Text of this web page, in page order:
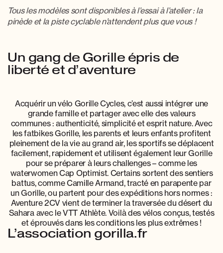
Tous les modèles sont disponibles à l’essai à l’atelier : la
pinède et la piste cyclable n’attendent plus que vous !
Un gang de Gorille épris de
liberté et d’aventure
Acquérir un vélo Gorille Cycles, c’est aussi intégrer une
grande famille et partager avec elle des valeurs
communes : authenticité, simplicité et esprit nature. Avec
les fatbikes Gorille, les parents et leurs enfants profitent
pleinement de la vie au grand air, les sportifs se déplacent
facilement, rapidement et utilisent également leur Gorille
pour se préparer à leurs challenges – comme les
waterwomen Cap Optimist. Certains sortent des sentiers
battus, comme Camille Armand, tracté en parapente par
un Gorille, ou partent pour des expéditions hors normes :
Aventure 2CV vient de terminer la traversée du désert du
Sahara avec le VTT Athlète. Voilà des vélos conçus, testés
et éprouvés dans les conditions les plus extrêmes !
L’association gorilla.fr